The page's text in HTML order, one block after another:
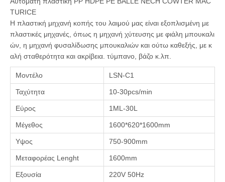
TURICE
Η πλαστική μηχανή κοπής του λαιμού μας είναι εξοπλισμένη με
πλαστικές μηχανές, όπως η μηχανή χύτευσης με φιάλη μπουκαλι
ών, η μηχανή φυσαλίδωσης μπουκαλιών και ούτω καθεξής, με κ
αλή σταθερότητα και ακρίβεια. τύμπανο, βάζο κ.λπ.
Μοντέλο LSN-C1
Ταχύτητα 10-30pcs/min
Εύρος 1ML-30L
Μέγεθος 1600*620*1600mm
Υψος 750-900mm
Μεταφορέας Lenght 1600mm
Εξουσία 220V 50Hz